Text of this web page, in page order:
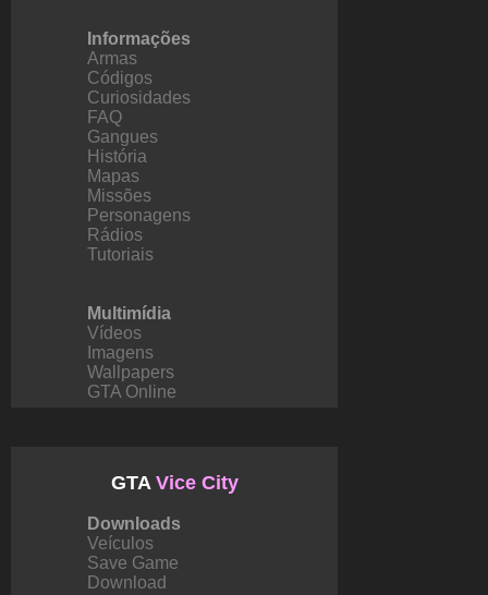
Informações
Armas
Códigos
Curiosidades
FAQ
Gangues
História
Mapas
Missões
Personagens
Rádios
Tutoriais
Multimídia
Vídeos
Imagens
Wallpapers
GTA Online
GTA Vice City
Downloads
Veículos
Save Game
Download